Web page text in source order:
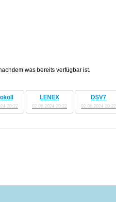
was bereits verfügbar ist.
20:22
LENEX
02.06.2024 20:22
DSV7
02.06.2024 20:22